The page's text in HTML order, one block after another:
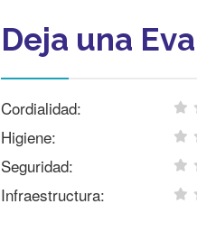
Deja una
Cordialidad:
Higiene:
Seguridad:
Infraestructura: